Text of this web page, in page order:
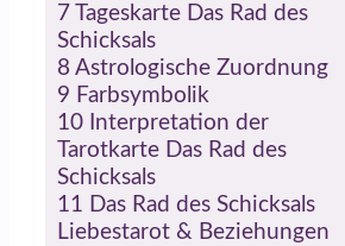
7 Tageskarte Das Rad des
Schicksals
8 Astrologische Zuordnung
9 Farbsymbolik
10 Interpretation der
Tarotkarte Das Rad des
Schicksals
11 Das Rad des Schicksals
Liebestarot & Beziehungen